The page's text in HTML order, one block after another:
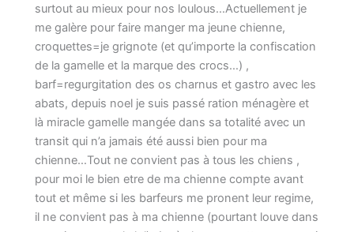
surtout au mieux pour nos loulous…Actuellement je
me galère pour faire manger ma jeune chienne,
croquettes=je grignote (et qu’importe la confiscation
de la gamelle et la marque des crocs…) ,
barf=regurgitation des os charnus et gastro avec les
abats, depuis noel je suis passé ration ménagère et
là miracle gamelle mangée dans sa totalité avec un
transit qui n’a jamais été aussi bien pour ma
chienne…Tout ne convient pas à tous les chiens ,
pour moi le bien etre de ma chienne compte avant
tout et même si les barfeurs me pronent leur regime,
il ne convient pas à ma chienne (pourtant louve dans